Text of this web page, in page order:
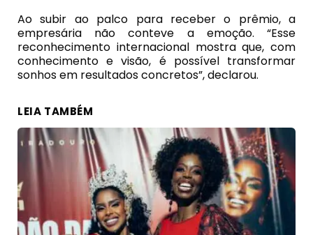
Ao subir ao palco para receber o prêmio, a
empresária não conteve a emoção. “Esse
reconhecimento internacional mostra que, com
conhecimento e visão, é possível transformar
sonhos em resultados concretos”, declarou.
LEIA TAMBÉM